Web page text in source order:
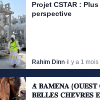
Projet CSTAR :
perspective
Rahim Dinn·il y a 1 mois
𝐀̀ 𝐁𝐀𝐌𝐄𝐍𝐀 (𝐎𝐔𝐄𝐒𝐓
𝐁𝐄𝐋𝐋𝐄𝐒 𝐂𝐇𝐄̀𝐕𝐑𝐄𝐒